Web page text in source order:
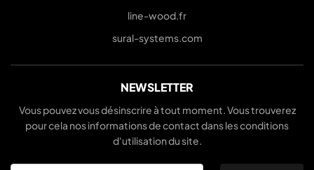
line-wood.fr
sural-systems.com
NEWSLETTER
Vous pouvez vous désinscrire à tout moment. Vous trouverez
pour cela nos informations de contact dans les conditions
d'utilisation du site.